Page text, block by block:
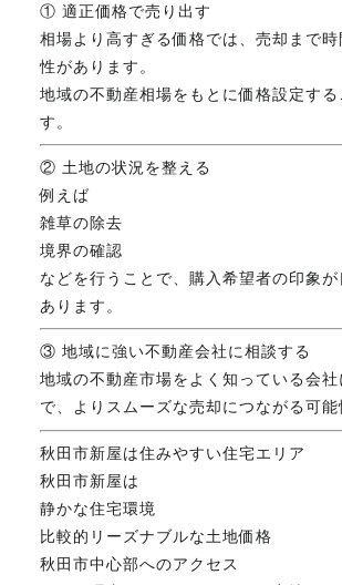
① 適正価格で売り出す
相場より高すぎる価格では、売却まで
性があります。
地域の不動産相場をもとに価格設定す
す。
② 土地の状況を整える
例えば
雑草の除去
境界の確認
などを行うことで、購入希望者の印象
あります。
③ 地域に強い不動産会社に相談する
地域の不動産市場をよく知っている会社
で、よりスムーズな売却につながる可能
秋田市新屋は住みやすい住宅エリア
秋田市新屋は
静かな住宅環境
比較的リーズナブルな土地価格
秋田市中心部へのアクセス